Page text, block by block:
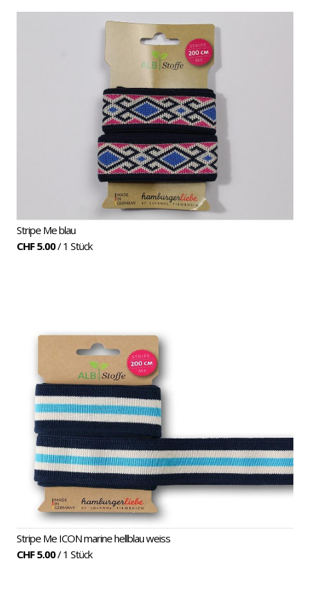
Stripe
Stripe Me blau
CHF 5.00/ 1 Stück
Stripe Me ICON marine hellblau weiss
CHF 5.00/ 1 Stück